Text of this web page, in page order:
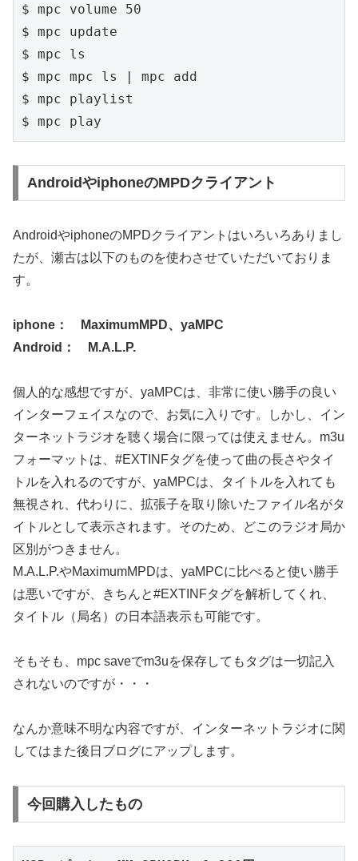
$ mpc volume 50
$ mpc update
$ mpc ls
$ mpc mpc ls | mpc add
$ mpc playlist
$ mpc play
AndroidやiphoneのMPDクライアント
AndroidやiphoneのMPDクライアントはいろいろありまし
たが、瀬古は以下のものを使わさせていただいておりま
す。
iphone： MaximumMPD、yaMPC
Android： M.A.L.P.
個人的な感想ですが、yaMPCは、非常に使い勝手の良い
インターフェイスなので、お気に入りです。しかし、イン
ターネットラジオを聴く場合に限っては使えません。m3u
フォーマットは、#EXTINFタグを使って曲の長さやタイ
トルを入れるのですが、yaMPCは、タイトルを入れても
無視され、代わりに、拡張子を取り除いたファイル名がタ
イトルとして表示されます。そのため、どこのラジオ局か
区別がつきません。
M.A.L.P.やMaximumMPDは、yaMPCに比べると使い勝手
は悪いですが、きちんと#EXTINFタグを解析してくれ、
タイトル（局名）の日本語表示も可能です。
そもそも、mpc saveでm3uを保存してもタグは一切記入
されないのですが・・・
なんか意味不明な内容ですが、インターネットラジオに関
してはまた後日ブログにアップします。
今回購入したもの